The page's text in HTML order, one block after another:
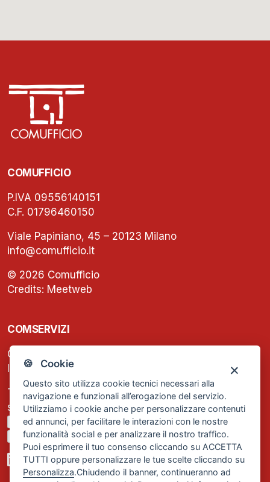
🍪 Cookie
Questo sito utilizza cookie tecnici necessari alla
navigazione e funzionali all’erogazione del servizio.
Utilizziamo i cookie anche per personalizzare contenuti
ed annunci, per facilitare le interazioni con le nostre
funzionalità social e per analizzare il nostro traffico.
Puoi esprimere il tuo consenso cliccando su ACCETTA
TUTTI oppure personalizzare le tue scelte cliccando su
Personalizza.Chiudendo il banner, continueranno ad
COMUFFICIO
P.IVA 09556140151
C.F. 01796460150
Viale Papiniano, 45 – 20123 Milano
info@comufficio.it
© 2026 Comufficio
Credits: Meetweb
COMSERVIZI
C.F. e P.IVA: 13474420158
Iscrizione REA Milano n. 1656740
Tel. +39 02 2838 1307
segreteria@comservizi.eu
Privacy Policy
Cookie Policy